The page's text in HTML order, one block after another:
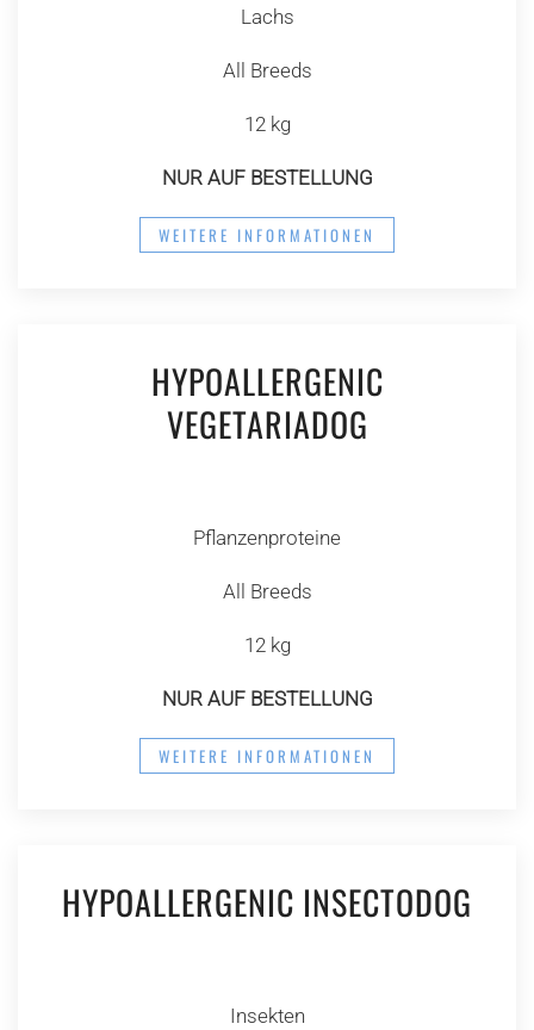
Lachs
All Breeds
12 kg
NUR AUF BESTELLUNG
WEITERE INFORMATIONEN
HYPOALLERGENIC
VEGETARIADOG
Pflanzenproteine
All Breeds
12 kg
NUR AUF BESTELLUNG
WEITERE INFORMATIONEN
HYPOALLERGENIC INSECTODOG
Insekten